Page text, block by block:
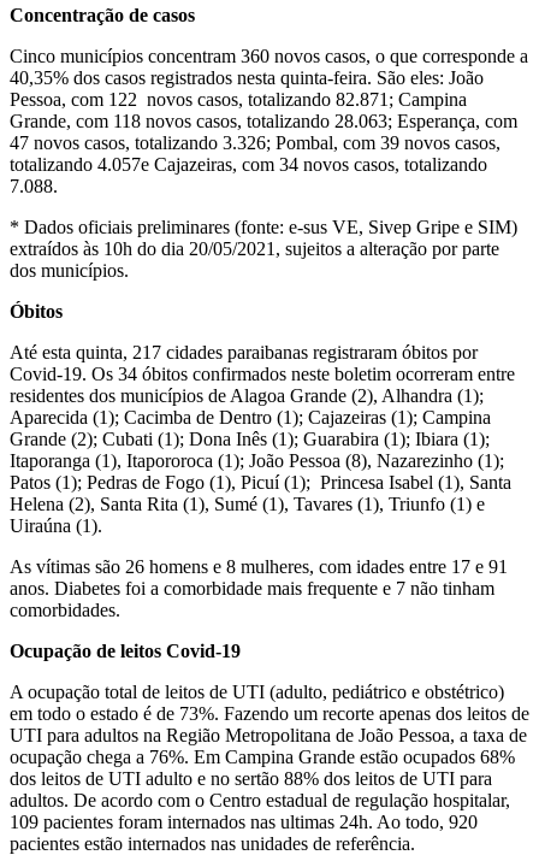
Concentração de casos
Cinco municípios concentram 360 novos casos, o que corresponde a
40,35% dos casos registrados nesta quinta-feira. São eles: João
Pessoa, com 122 novos casos, totalizando 82.871; Campina
Grande, com 118 novos casos, totalizando 28.063; Esperança, com
47 novos casos, totalizando 3.326; Pombal, com 39 novos casos,
totalizando 4.057e Cajazeiras, com 34 novos casos, totalizando
7.088.
* Dados oficiais preliminares (fonte: e-sus VE, Sivep Gripe e SIM)
extraídos às 10h do dia 20/05/2021, sujeitos a alteração por parte
dos municípios.
Óbitos
Até esta quinta, 217 cidades paraibanas registraram óbitos por
Covid-19. Os 34 óbitos confirmados neste boletim ocorreram entre
residentes dos municípios de Alagoa Grande (2), Alhandra (1);
Aparecida (1); Cacimba de Dentro (1); Cajazeiras (1); Campina
Grande (2); Cubati (1); Dona Inês (1); Guarabira (1); Ibiara (1);
Itaporanga (1), Itapororoca (1); João Pessoa (8), Nazarezinho (1);
Patos (1); Pedras de Fogo (1), Picuí (1); Princesa Isabel (1), Santa
Helena (2), Santa Rita (1), Sumé (1), Tavares (1), Triunfo (1) e
Uiraúna (1).
As vítimas são 26 homens e 8 mulheres, com idades entre 17 e 91
anos. Diabetes foi a comorbidade mais frequente e 7 não tinham
comorbidades.
Ocupação de leitos Covid-19
A ocupação total de leitos de UTI (adulto, pediátrico e obstétrico)
em todo o estado é de 73%. Fazendo um recorte apenas dos leitos de
UTI para adultos na Região Metropolitana de João Pessoa, a taxa de
ocupação chega a 76%. Em Campina Grande estão ocupados 68%
dos leitos de UTI adulto e no sertão 88% dos leitos de UTI para
adultos. De acordo com o Centro estadual de regulação hospitalar,
109 pacientes foram internados nas ultimas 24h. Ao todo, 920
pacientes estão internados nas unidades de referência.